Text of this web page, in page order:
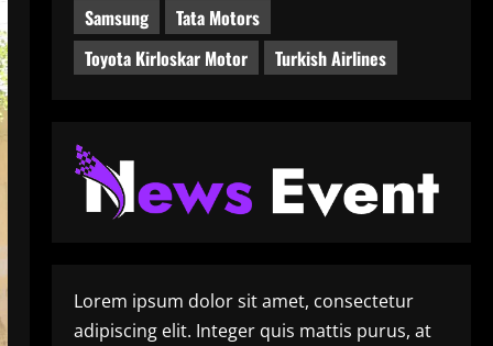
Samsung
Tata Motors
Toyota Kirloskar Motor
Turkish Airlines
Lorem ipsum dolor sit amet, consectetur
adipiscing elit. Integer quis mattis purus, at